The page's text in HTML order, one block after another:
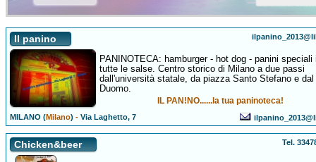
Il panino
PANINOTECA: hamburger - hot dog - panini speciali
tutte le salse. Centro storico di Milano a due passi
dall'università statale, da piazza Santo Stefano e dal
Duomo.
IL PAN!NO......la tua paninoteca!
MILANO (Milano) -Via Laghetto, 7
Chicken&beer Tel.